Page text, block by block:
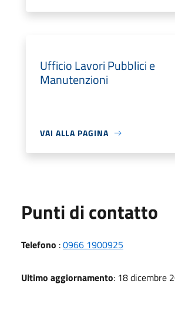
Ufficio Lavori Pubblici e
Manutenzioni
VAI ALLA PAGINA
Punti di contatto
Telefono :0966 1900925
Ultimo aggiornamento: 18 dicembre